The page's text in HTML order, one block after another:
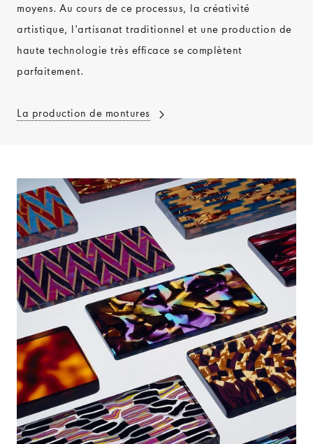
moyens. Au cours de ce processus, la créativité
artistique, l'artisanat traditionnel et une production de
haute technologie très efficace se complètent
parfaitement.
La production de montures